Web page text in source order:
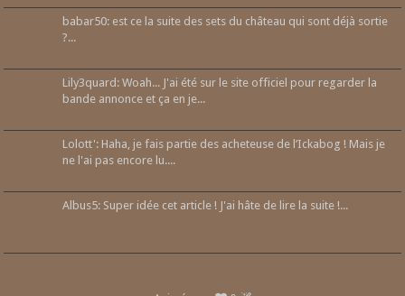
babar50: est ce la suite des sets du château qui sont déjà sortie
?...
Lily3quard: Woah... J'ai été sur le site officiel pour regarder la
bande annonce et ça en je...
Lolott': Haha, je fais partie des acheteuse de l’Ickabog ! Mais je
ne l'ai pas encore lu....
Albus5: Super idée cet article ! J'ai hâte de lire la suite !...